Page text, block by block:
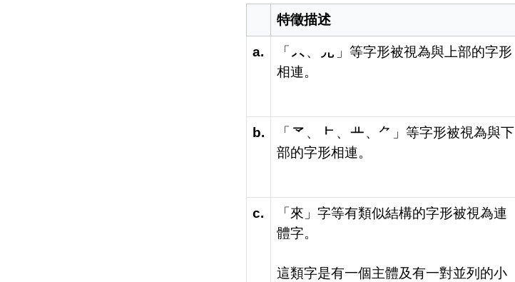
特徵描述
a. 「 、
」等字形被視為與上部的字形
相連。
b. 「 、 、
、⺈」等字形被視為與下
部的字形相連。
c.
「來」字等有類似結構的字形被視為連
體字。
這類字是有一個主體及有一對並列的小